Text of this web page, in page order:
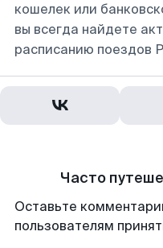
кошелек или
вы всегда найдете
расписанию поездов
Часто
Оставьте
пользователям